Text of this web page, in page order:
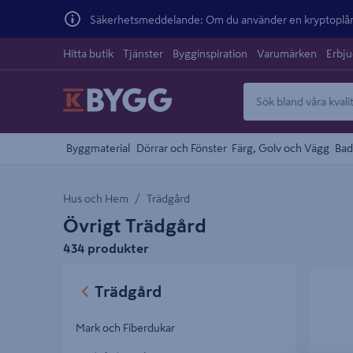
Säkerhetsmeddelande: Om du använder en
Hitta butik Tjänster Bygginspiration Varumärken
Byggmaterial Dörrar och Fönster Färg, Golv och Vägg
Hus och Hem Trädgård
Övrigt Trädgård
434 produkter
Trädgård
Mark och Fiberdukar